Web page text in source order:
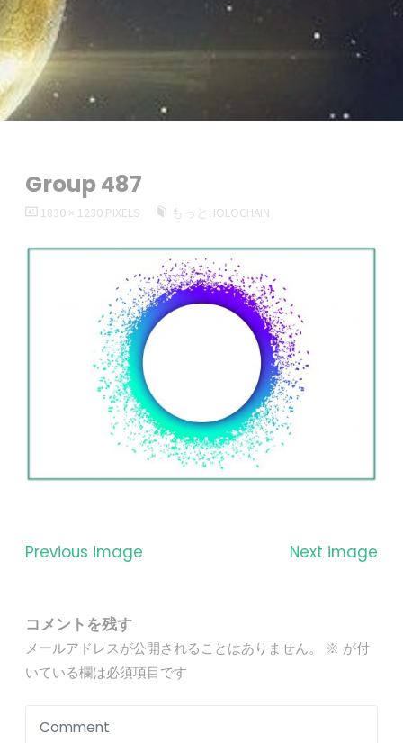
Group 487
FULL1830 × 1230 PIXELS もっとHOLOCHAIN
Previous image Next image
コメントを残す
メールアドレスが公開されることはありません。 ※ が付
いている欄は必須項目です